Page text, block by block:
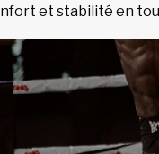
et stabilité en